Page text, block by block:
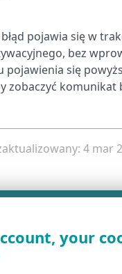
błąd pojawia się w
bez
pojawienia się
zobaczyć komunikat
4 mar
your